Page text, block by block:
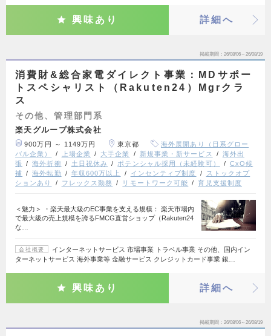
興味あり 詳細へ
掲載期間 26/08/06～26/08/19
消費財&総合家電ダイレクト事業：MDサポー
トスペシャリスト（Rakuten24）Mgrクラ
ス
その他、管理部門系
楽天グループ株式会社
900万円 ～ 1149万円 東京都
海外展開あり（日系グロー
バル企業）
上場企業 大手企業 新規事業・新サービス
海外出
張
海外折衝 土日祝休み ポテンシャル採用（未経験可）
CxO候
補
海外転勤 年収600万以上 インセンティブ制度
ストックオプ
ションあり
フレックス勤務 リモートワーク可能 育児支援制度
＜魅力＞ ・楽天最大級のEC事業を支える規模： 楽天市場内
で最大級の売上規模を誇るFMCG直営ショップ（Rakuten24
な…
会社概要
インターネットサービス 市場事業 トラベル事業 その他、国内イン
ターネットサービス 海外事業等 金融サービス クレジットカード事業 銀…
興味あり 詳細へ
掲載期間 26/08/06～26/08/19